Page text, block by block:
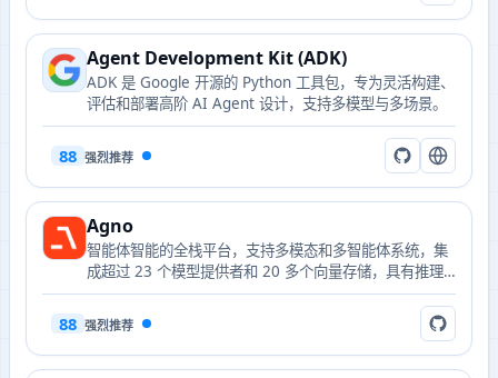
Agent Development Kit (ADK)
ADK 是 Google 开源的 Python 工具包，专为灵活构建、
评估和部署高阶 AI Agent 设计，支持多模型与多场景。
88 强烈推荐
Agno
智能体智能的全栈平台，支持多模态和多智能体系统，集
成超过 23 个模型提供者和 20 多个向量存储，具有推理
优先设计。
88 强烈推荐